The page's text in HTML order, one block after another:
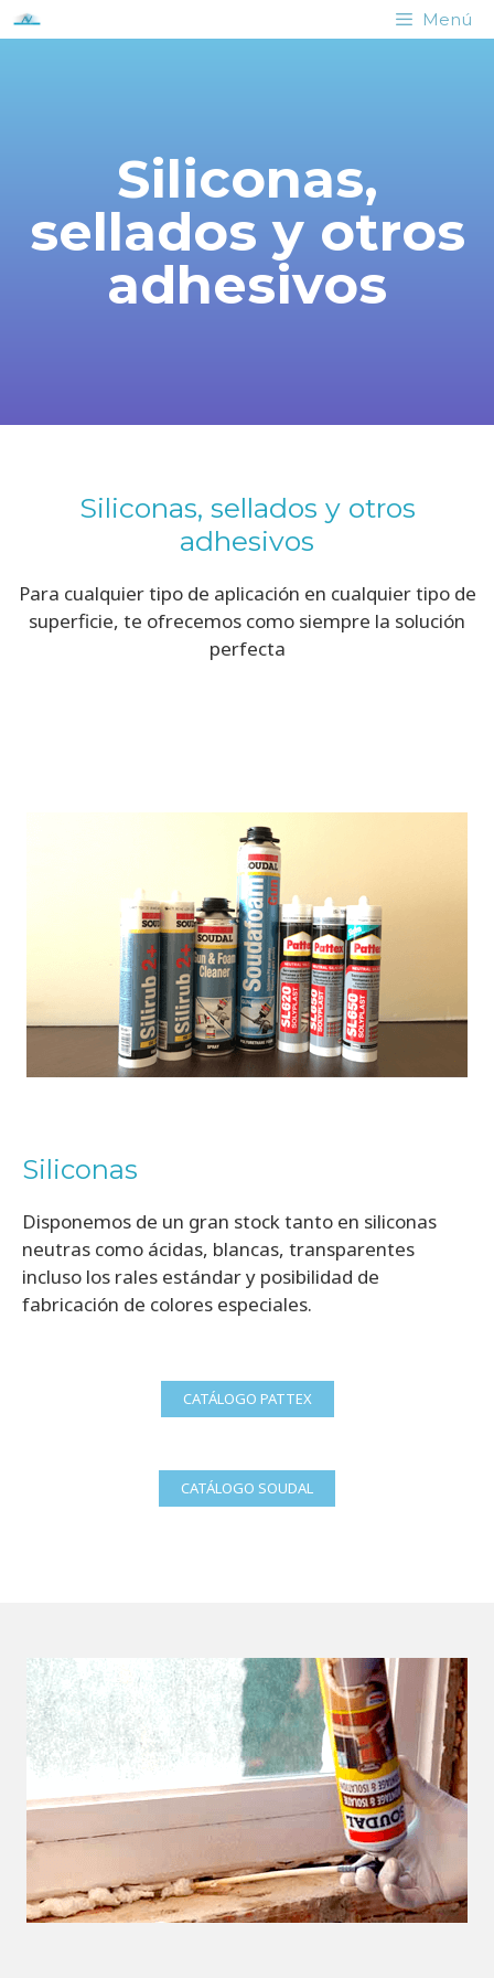
Menú
Siliconas,
sellados y otros
adhesivos
Siliconas, sellados y otros
adhesivos
Para cualquier tipo de aplicación en cualquier tipo de
superficie, te ofrecemos como siempre la solución
perfecta
Siliconas
Disponemos de un gran stock tanto en siliconas
neutras como ácidas, blancas, transparentes
incluso los rales estándar y posibilidad de
fabricación de colores especiales.
CATÁLOGO PATTEX
CATÁLOGO SOUDAL